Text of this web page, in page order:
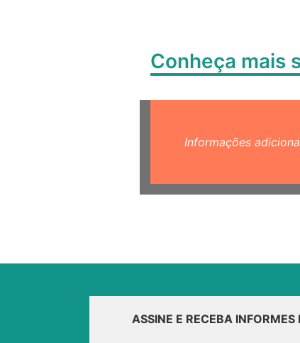
Conheça mais
Informações
ASSINE E RECEBA